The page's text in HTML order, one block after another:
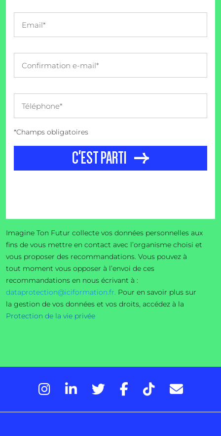
*Champs obligatoires
C'EST PARTI
Imagine Ton Futur collecte vos données personnelles aux
fins de vous mettre en contact avec l’organisme choisi et
vous proposer des recommandations. Vous pouvez à
tout moment vous opposer à l’envoi de ces
recommandations en nous écrivant à :
dataprotection@iciformation.fr. Pour en savoir plus sur
la gestion de vos données et vos droits, accédez à la
Protection de la vie privée